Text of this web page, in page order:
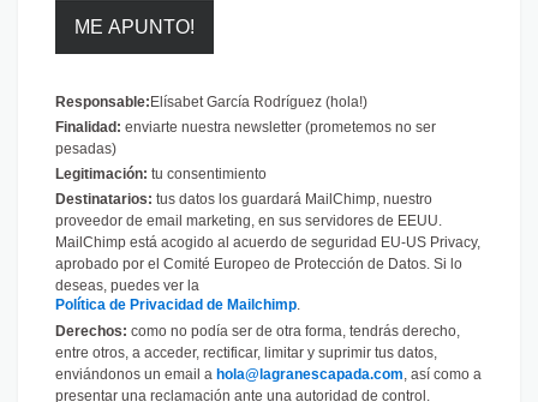
Responsable:Elísabet García Rodríguez (hola!)
Finalidad: enviarte nuestra newsletter (prometemos no ser
pesadas)
Legitimación: tu consentimiento
Destinatarios: tus datos los guardará MailChimp, nuestro
proveedor de email marketing, en sus servidores de EEUU.
MailChimp está acogido al acuerdo de seguridad EU-US Privacy,
aprobado por el Comité Europeo de Protección de Datos. Si lo
deseas, puedes ver la
Política de Privacidad de Mailchimp
Derechos: como no podía ser de otra forma, tendrás derecho,
entre otros, a acceder, rectificar, limitar y suprimir tus datos,
enviándonos un email a hola@lagranescapada.com , así como a
presentar una reclamación ante una autoridad de control.